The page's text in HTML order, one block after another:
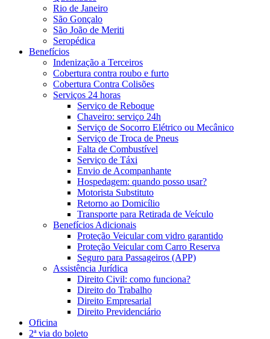
Rio de Janeiro
São Gonçalo
São João de Meriti
Seropédica
Benefícios
Indenização a Terceiros
Cobertura contra roubo e furto
Cobertura Contra Colisões
Serviços 24 horas
Serviço de Reboque
Chaveiro: serviço 24h
Serviço de Socorro Elétrico ou Mecânico
Serviço de Troca de Pneus
Falta de Combustível
Serviço de Táxi
Envio de Acompanhante
Hospedagem: quando posso usar?
Motorista Substituto
Retorno ao Domicílio
Transporte para Retirada de Veículo
Benefícios Adicionais
Proteção Veicular com vidro garantido
Proteção Veicular com Carro Reserva
Seguro para Passageiros (APP)
Assistência Jurídica
Direito Civil: como funciona?
Direito do Trabalho
Direito Empresarial
Direito Previdenciário
Oficina
2ª via do boleto